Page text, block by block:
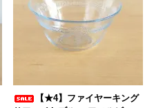
【★4】ファイヤーキング